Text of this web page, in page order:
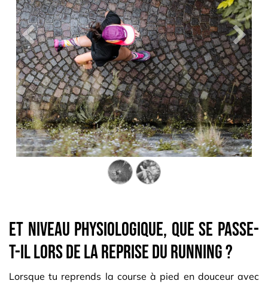
Précedent
Et niveau physiologique, que se passe-
t-il lors de la reprise du running ?
Lorsque tu reprends la course à pied en douceur avec